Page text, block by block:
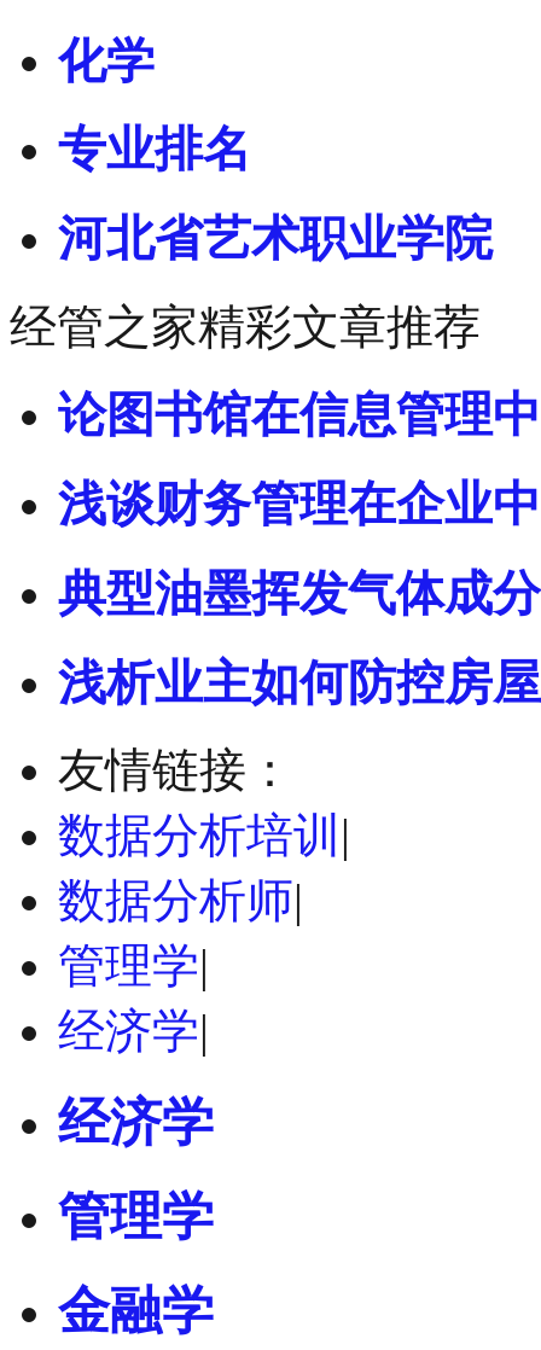
化学
专业排名
河北省艺术职业学院
经管之家精彩文章推荐
论图书馆在信息管理
浅谈财务管理在企业
典型油墨挥发气体成
浅析业主如何防控房
友情链接：
数据分析培训 |
数据分析师|
管理学|
经济学|
经济学
管理学
金融学